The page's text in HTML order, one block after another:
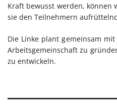
Kraft bewusst werden, können
sie den Teilnehmern
Die Linke plant gemeinsam
Arbeitsgemeinschaft zu
zu entwickeln.